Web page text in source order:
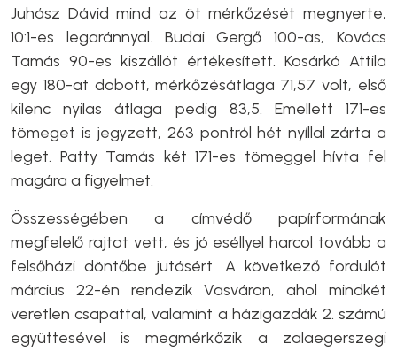
Juhász Dávid mind az öt mérkőzését megnyerte,
10:1-es legaránnyal. Budai Gergő 100-as, Kovács
Tamás 90-es kiszállót értékesített. Kosárkó Attila
egy 180-at dobott, mérkőzésátlaga 71,57 volt, első
kilenc nyilas átlaga pedig 83,5. Emellett 171-es
tömeget is jegyzett, 263 pontról hét nyíllal zárta a
leget. Patty Tamás két 171-es tömeggel hívta fel
magára a figyelmet.
Összességében a címvédő papírformának
megfelelő rajtot vett, és jó eséllyel harcol tovább a
felsőházi döntőbe jutásért. A következő fordulót
március 22-én rendezik Vasváron, ahol mindkét
veretlen csapattal, valamint a házigazdák 2. számú
együttesével is megmérkőzik a zalaegerszegi